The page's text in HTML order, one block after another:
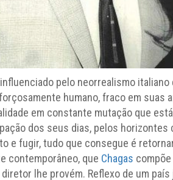
pelo neorrealismo italiano
humano, fraco em suas
em constante mutação que
dos seus dias, pelos
e fugir, tudo que consegue é
contemporâneo, que Chagas
lhe provém. Reflexo de um